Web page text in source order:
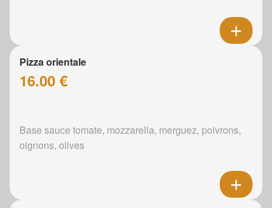
Pizza orientale
16.00 €
Base sauce tomate, mozzarella, merguez, poivrons,
oignons, olives